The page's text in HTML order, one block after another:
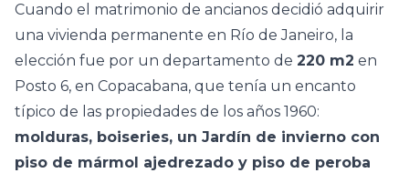
Cuando el matrimonio de ancianos decidió adquirir
una vivienda permanente en Río de Janeiro, la
elección fue por un departamento de 220 m2 en
Posto 6, en Copacabana, que tenía un encanto
típico de las propiedades de los años 1960:
molduras, boiseries, un Jardín de invierno con
piso de mármol ajedrezado y piso de peroba